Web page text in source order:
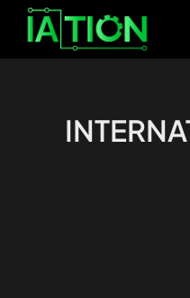
contenido